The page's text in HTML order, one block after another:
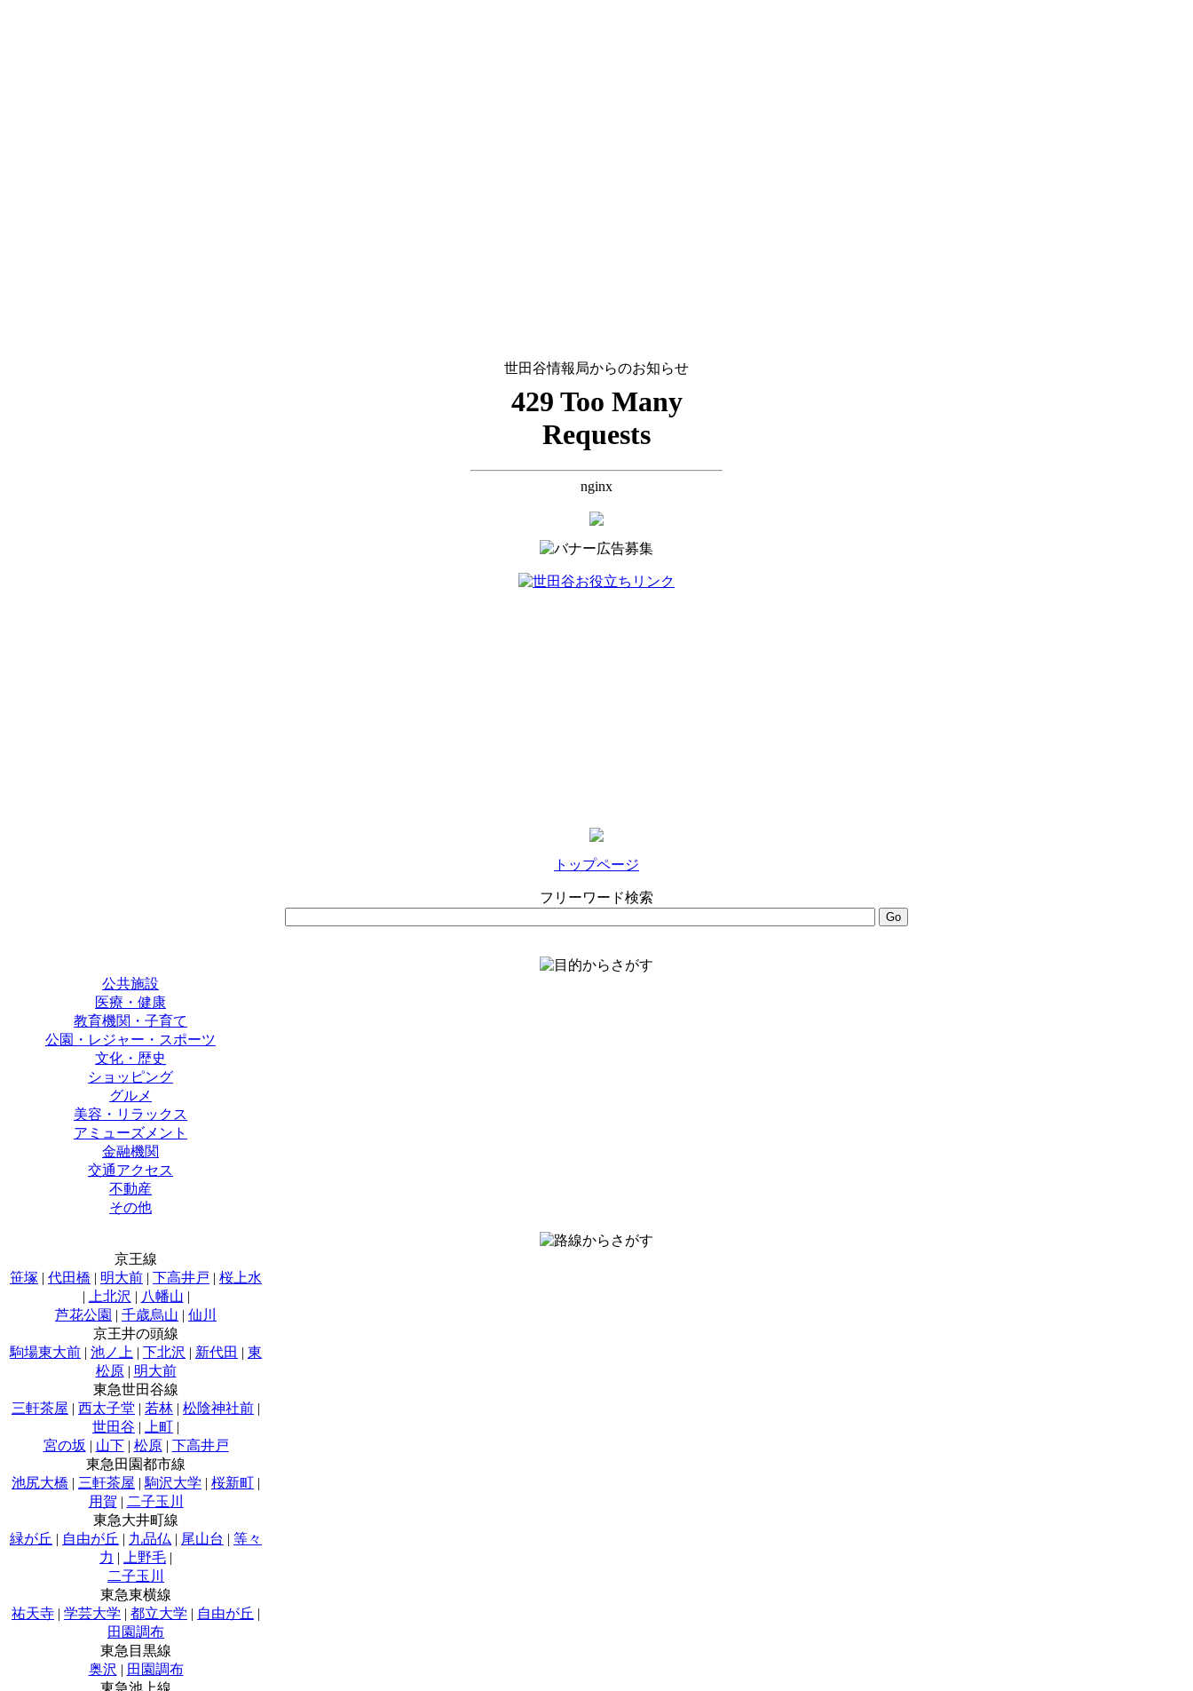
世田谷情報局からのお知らせ
トップページ
フリーワード検索
公共施設
医療・健康
教育機関・子育て
公園・レジャー・スポーツ
文化・歴史
ショッピング
グルメ
美容・リラックス
アミューズメント
金融機関
交通アクセス
不動産
その他
京王線
笹塚 | 代田橋 | 明大前 | 下高井戸 | 桜上水
|
上北沢 | 八幡山 |
芦花公園 | 千歳烏山 | 仙川
京王井の頭線
駒場東大前 | 池ノ上 | 下北沢 | 新代田 | 東
松原| 明大前
東急世田谷線
三軒茶屋 | 西太子堂 | 若林 | 松陰神社前 |
世田谷 | 上町 |
宮の坂 | 山下| 松原| 下高井戸
東急田園都市線
池尻大橋 | 三軒茶屋 | 駒沢大学 | 桜新町 |
用賀 | 二子玉川
東急大井町線
緑が丘 | 自由が丘 | 九品仏 | 尾山台 | 等々
力 | 上野毛 |
二子玉川
東急東横線
祐天寺 | 学芸大学 | 都立大学 | 自由が丘 |
田園調布
東急目黒線
奥沢 | 田園調布
東急池上線